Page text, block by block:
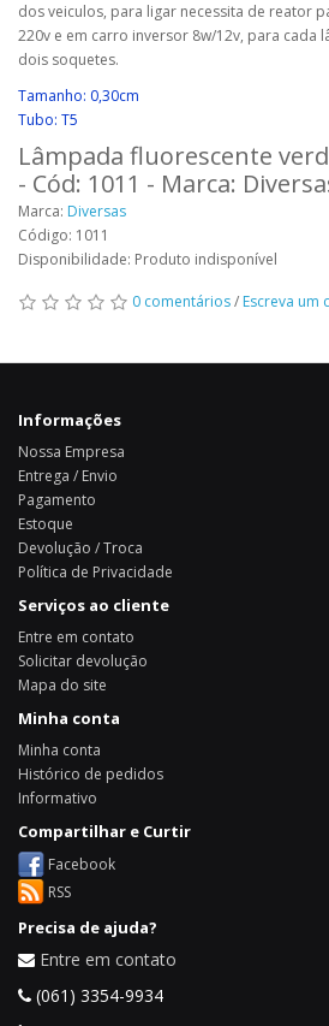
dos veiculos, para ligar necessita de reator
220v e em carro inversor 8w/12v, para cada
dois soquetes.
Tamanho: 0,30cm
Tubo: T5
Lâmpada fluorescente
- Cód: 1011 - Marca:
Marca: Diversas
Código: 1011
Disponibilidade: Produto indisponível
0 comentários/ Escreva um
Informações
Nossa Empresa
Entrega / Envio
Pagamento
Estoque
Devolução / Troca
Política de Privacidade
Serviços ao cliente
Entre em contato
Solicitar devolução
Mapa do site
Minha conta
Minha conta
Histórico de pedidos
Informativo
Compartilhar e Curtir
Facebook
RSS
Precisa de ajuda?
Entre em contato
(061) 3354-9934